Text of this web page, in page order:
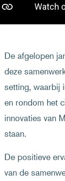
De afgelopen
deze
setting, waarbij
en rondom het
innovaties van
staan.
De positieve
van de